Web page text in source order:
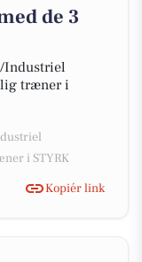
de 3
Industriel
træner i
i STYRK
Kopiér link